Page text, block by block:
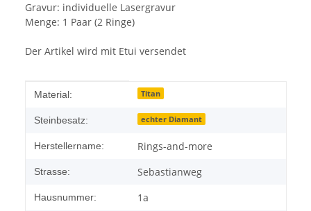
Gravur: individuelle Lasergravur
Menge: 1 Paar (2 Ringe)
Der Artikel wird mit Etui versendet
Produkteigenschaft
Wert
Material: Titan
Steinbesatz: echter Diamant
Herstellername: Rings-and-more
Strasse: Sebastianweg
Hausnummer: 1a